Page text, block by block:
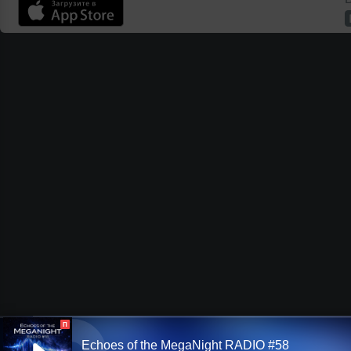
П
Echoes of the MegaNight RADIO #58